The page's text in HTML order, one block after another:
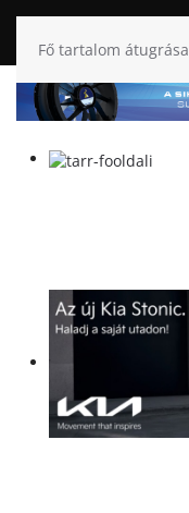
Fő tartalom átugrása